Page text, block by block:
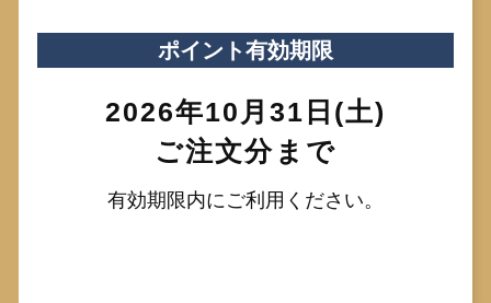
ポイント有効期限
2026年10月31日(土)
ご注文分まで
有効期限内にご利用ください。